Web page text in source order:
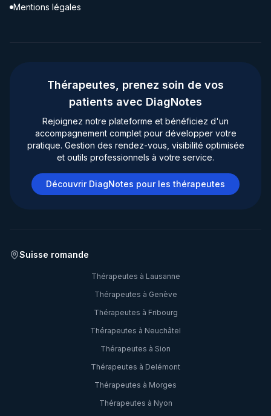
Mentions légales
Thérapeutes, prenez soin de vos
patients avec DiagNotes
Rejoignez notre plateforme et bénéficiez d'un
accompagnement complet pour développer votre
pratique. Gestion des rendez-vous, visibilité optimisée
et outils professionnels à votre service.
Découvrir DiagNotes pour les thérapeutes
Suisse romande
Thérapeutes à Lausanne
Thérapeutes à Genève
Thérapeutes à Fribourg
Thérapeutes à Neuchâtel
Thérapeutes à Sion
Thérapeutes à Delémont
Thérapeutes à Morges
Thérapeutes à Nyon